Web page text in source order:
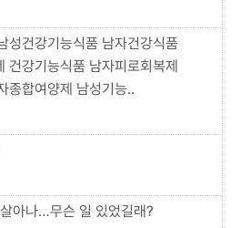
성건강기능식품 남자건강식품
건강기능식품 남자피로회복제
종합여양제 남성기능..
아나…무슨 일 있었길래?